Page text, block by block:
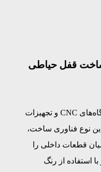
ساخت قفل حیاطی
قفل حیاطی منیر با استفاده از دستگاه‌های CNC و تجهیزات
نوع فناوری ساخت،
قطعات داخلی را
استفاده از رنگ